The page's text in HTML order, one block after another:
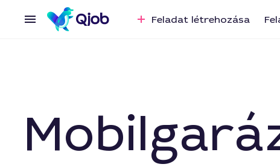
Feladat létrehozása